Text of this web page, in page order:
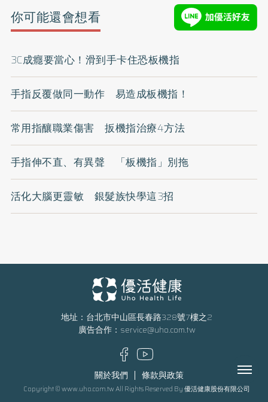
你可能還會想看
3C成癮要當心！滑到手卡住恐板機指
手指反覆做同一動作 易造成板機指！
常用指釀職業傷害 扳機指治療4方法
手指伸不直、有異聲 「板機指」別拖
活化大腦更靈敏 銀髮族快學這3招
地址：台北市中山區長春路328號7樓之2
廣告合作： service@uho.com.tw
關於我們 條款與政策
Copyright © www.uho.com.tw All Rights Reserved By 優活健康股份有限公司
Menu